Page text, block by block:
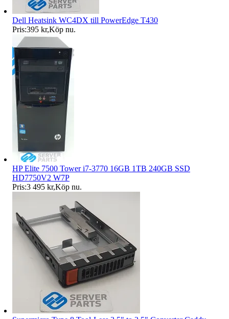
Dell Heatsink WC4DX till PowerEdge T430
Pris:395 kr,Köp nu.
HP Elite 7500 Tower i7-3770 16GB 1TB 240GB SSD
HD7750V2 W7P
Pris:3 495 kr,Köp nu.